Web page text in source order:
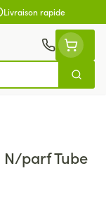
Livraison rapide
N/parf Tube